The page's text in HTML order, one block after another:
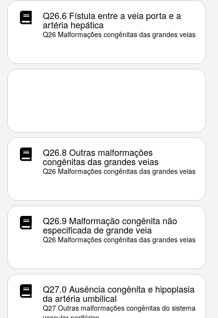
Q26.6 Fístula entre a veia porta e a
artéria hepática
Q26 Malformações congênitas das grandes veias
Q26.8 Outras malformações
congênitas das grandes veias
Q26 Malformações congênitas das grandes veias
Q26.9 Malformação congênita não
especificada de grande veia
Q26 Malformações congênitas das grandes veias
Q27.0 Ausência congênita e hipoplasia
da artéria umbilical
Q27 Outras malformações congênitas do sistema